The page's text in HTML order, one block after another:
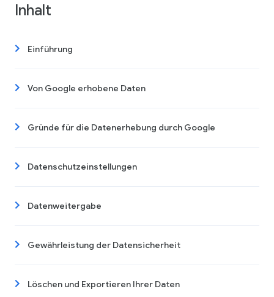
Inhalt
Einführung
Von Google erhobene Daten
Gründe für die Datenerhebung durch Google
Datenschutzeinstellungen
Datenweitergabe
Gewährleistung der Datensicherheit
Löschen und Exportieren Ihrer Daten